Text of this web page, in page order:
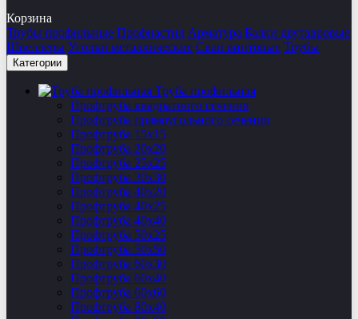
Корзина
Трубы профильные Профнастил Арматура Балки двутавровые
Швеллеры Уголки металлические Сваи винтовые Трубы
Категории
Труба профильная
Профтруба квадратного сечения
Профтруба прямоугольного сечения
Профтруба 15х15
Профтруба 20х20
Профтруба 25х25
Профтруба 30х30
Профтруба 40х20
Профтруба 40х25
Профтруба 40х40
Профтруба 50х25
Профтруба 50х50
Профтруба 60х30
Профтруба 60х40
Профтруба 60х60
Профтруба 80х40